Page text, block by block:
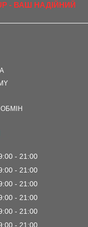
- ВАШ НАДІЙНИЙ
21:00
21:00
21:00
21:00
21:00
21:00